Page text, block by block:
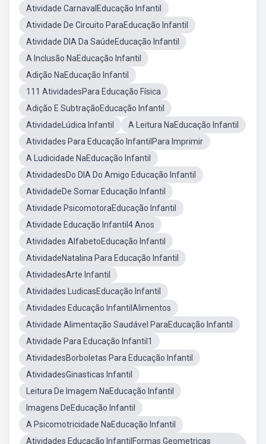
Atividade CarnavalEducação Infantil
Atividade De Circuito ParaEducação Infantil
Atividade DIA Da SaúdeEducação Infantil
A Inclusão NaEducação Infantil
Adição NaEducação Infantil
111 AtividadesPara Educação Física
Adição E SubtraçãoEducação Infantil
AtividadeLúdica Infantil
A Leitura NaEducação Infantil
Atividades Para Educação InfantilPara Imprimir
A Ludicidade NaEducação Infantil
AtividadesDo DIA Do Amigo Educação Infantil
AtividadeDe Somar Educação Infantil
Atividade PsicomotoraEducação Infantil
Atividade Educação Infantil4 Anos
Atividades AlfabetoEducação Infantil
AtividadeNatalina Para Educação Infantil
AtividadesArte Infantil
Atividades LudicasEducação Infantil
Atividades Educação InfantilAlimentos
Atividade Alimentação Saudável ParaEducação Infantil
Atividade Para Educação Infantil1
AtividadesBorboletas Para Educação Infantil
AtividadesGinasticas Infantil
Leitura De Imagem NaEducação Infantil
Imagens DeEducação Infantil
A Psicomotricidade NaEducação Infantil
Atividades Educação InfantilFormas Geometricas